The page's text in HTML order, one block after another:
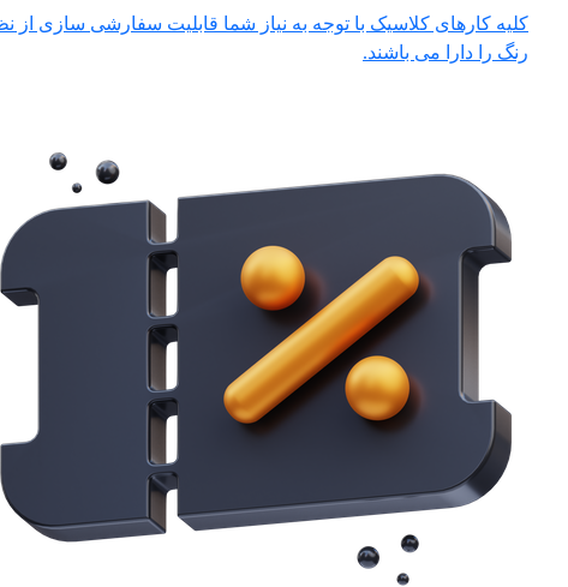
کلیه کارهای کلاسیک با توجه به نیاز شما قابلیت سفارشی سازی از
رنگ را دارا می باشند.